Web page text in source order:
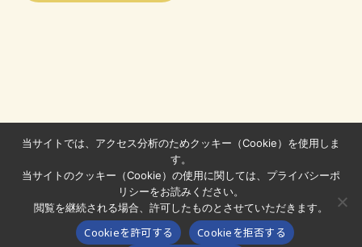
© 2024-2026 わかやまの文化財
当サイトでは、アクセス分析のためクッキー（Cookie）を使用しま
す。
当サイトのクッキー（Cookie）の使用に関しては、プライバシーポ
リシーをお読みください。
閲覧を継続される場合、許可したものとさせていただきます。
Cookieを許可する Cookieを拒否する